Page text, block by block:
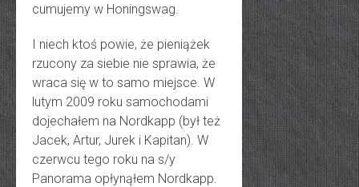
cumujemy w Honingswag.
I niech ktoś powie, że pieniążek
rzucony za siebie nie sprawia, że
wraca się w to samo miejsce. W
lutym 2009 roku samochodami
dojechałem na Nordkapp (był też
Jacek, Artur, Jurek i Kapitan). W
czerwcu tego roku na s/y
Panorama opłynąłem Nordkapp.